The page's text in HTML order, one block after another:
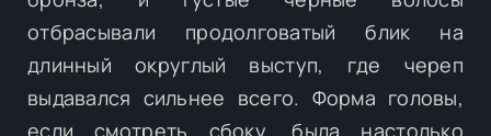
отбрасывали продолговатый блик на
длинный округлый выступ, где череп
выдавался сильнее всего. Форма головы,
если смотреть сбоку, была настолько